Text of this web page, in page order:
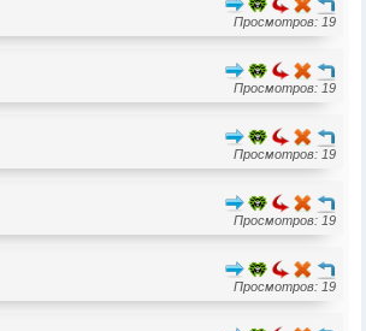
Просмотров: 19
Просмотров: 19
Просмотров: 19
Просмотров: 19
Просмотров: 19